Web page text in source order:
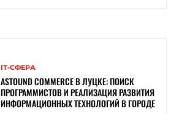
ІТ-СФЕРА
ASTOUND COMMERCE В ЛУЦКЕ: ПОИСК
ПРОГРАММИСТОВ И РЕАЛИЗАЦИЯ РАЗВИТИЯ
ИНФОРМАЦИОННЫХ ТЕХНОЛОГИЙ В ГОРОДЕ